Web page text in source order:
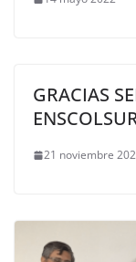
GRACIAS
21 noviembre